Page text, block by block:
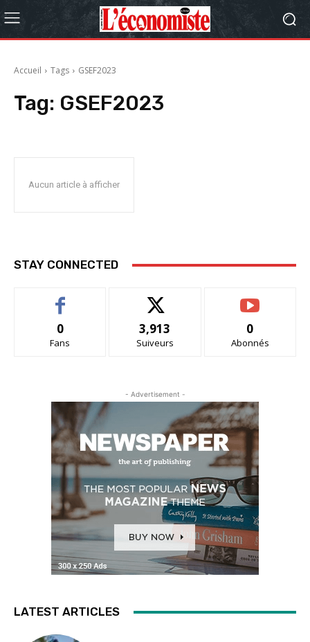
Accueil Tags GSEF2023
Tag: GSEF2023
Aucun article à afficher
STAY CONNECTED
0
Fans
3,913
Suiveurs
0
Abonnés
- Advertisement -
LATEST ARTICLES